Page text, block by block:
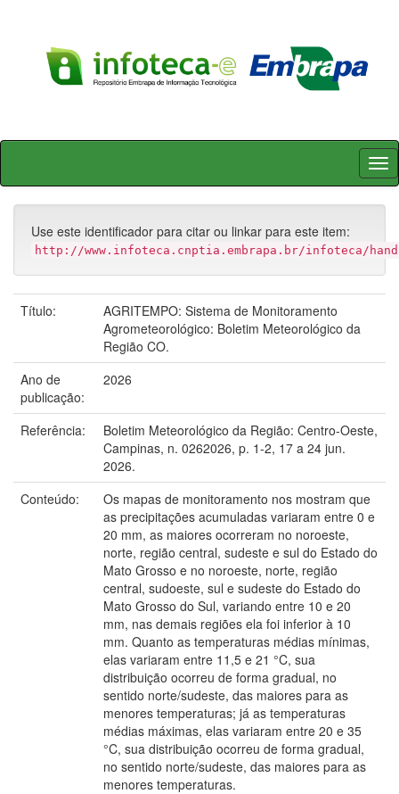
Skip
Use este identificador para citar ou linkar para este item:
http://www.infoteca.cnptia.embrapa.br/infoteca/
Título:
AGRITEMPO: Sistema de Monitoramento
Agrometeorológico: Boletim Meteorológico da
Região CO.
Ano de
publicação:
2026
Referência:
Boletim Meteorológico da Região: Centro-Oeste,
Campinas, n. 0262026, p. 1-2, 17 a 24 jun.
2026.
Conteúdo:
Os mapas de monitoramento nos mostram que
as precipitações acumuladas variaram entre 0 e
20 mm, as maiores ocorreram no noroeste,
norte, região central, sudeste e sul do Estado do
Mato Grosso e no noroeste, norte, região
central, sudoeste, sul e sudeste do Estado do
Mato Grosso do Sul, variando entre 10 e 20
mm, nas demais regiões ela foi inferior à 10
mm. Quanto as temperaturas médias mínimas,
elas variaram entre 11,5 e 21 °C, sua
distribuição ocorreu de forma gradual, no
sentido norte/sudeste, das maiores para as
menores temperaturas; já as temperaturas
médias máximas, elas variaram entre 20 e 35
°C, sua distribuição ocorreu de forma gradual,
no sentido norte/sudeste, das maiores para as
menores temperaturas.